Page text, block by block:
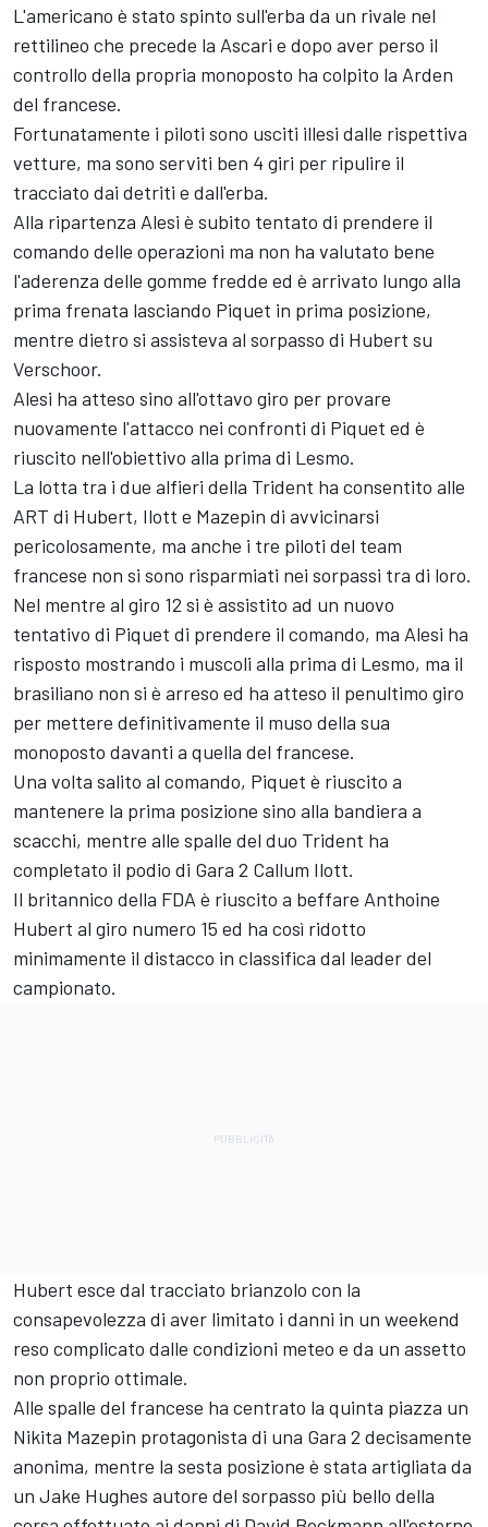
L'americano è stato spinto sull'erba da un rivale nel
rettilineo che precede la Ascari e dopo aver perso il
controllo della propria monoposto ha colpito la Arden
del francese.
Fortunatamente i piloti sono usciti illesi dalle rispettiva
vetture, ma sono serviti ben 4 giri per ripulire il
tracciato dai detriti e dall'erba.
Alla ripartenza Alesi è subito tentato di prendere il
comando delle operazioni ma non ha valutato bene
l'aderenza delle gomme fredde ed è arrivato lungo alla
prima frenata lasciando Piquet in prima posizione,
mentre dietro si assisteva al sorpasso di Hubert su
Verschoor.
Alesi ha atteso sino all'ottavo giro per provare
nuovamente l'attacco nei confronti di Piquet ed è
riuscito nell'obiettivo alla prima di Lesmo.
La lotta tra i due alfieri della Trident ha consentito alle
ART di Hubert, Ilott e Mazepin di avvicinarsi
pericolosamente, ma anche i tre piloti del team
francese non si sono risparmiati nei sorpassi tra di loro.
Nel mentre al giro 12 si è assistito ad un nuovo
tentativo di Piquet di prendere il comando, ma Alesi ha
risposto mostrando i muscoli alla prima di Lesmo, ma il
brasiliano non si è arreso ed ha atteso il penultimo giro
per mettere definitivamente il muso della sua
monoposto davanti a quella del francese.
Una volta salito al comando, Piquet è riuscito a
mantenere la prima posizione sino alla bandiera a
scacchi, mentre alle spalle del duo Trident ha
completato il podio di Gara 2 Callum Ilott.
Il britannico della FDA è riuscito a beffare Anthoine
Hubert al giro numero 15 ed ha così ridotto
minimamente il distacco in classifica dal leader del
campionato.
Hubert esce dal tracciato brianzolo con la
consapevolezza di aver limitato i danni in un weekend
reso complicato dalle condizioni meteo e da un assetto
non proprio ottimale.
Alle spalle del francese ha centrato la quinta piazza un
Nikita Mazepin protagonista di una Gara 2 decisamente
anonima, mentre la sesta posizione è stata artigliata da
un Jake Hughes autore del sorpasso più bello della